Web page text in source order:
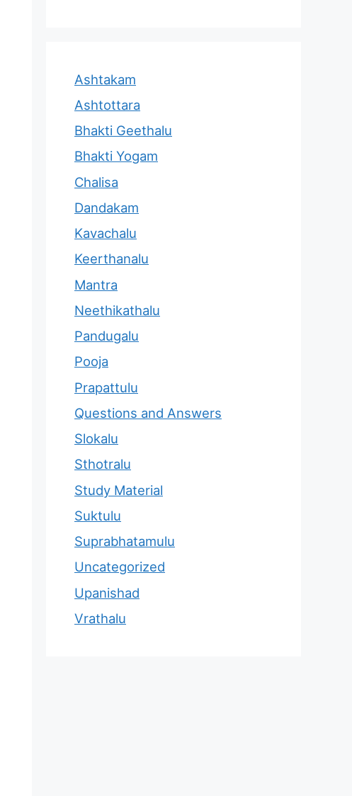
Ashtakam
Ashtottara
Bhakti Geethalu
Bhakti Yogam
Chalisa
Dandakam
Kavachalu
Keerthanalu
Mantra
Neethikathalu
Pandugalu
Pooja
Prapattulu
Questions and Answers
Slokalu
Sthotralu
Study Material
Suktulu
Suprabhatamulu
Uncategorized
Upanishad
Vrathalu